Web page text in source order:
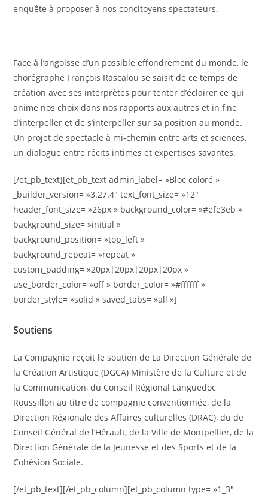
enquête à proposer à nos concitoyens spectateurs.
Face à l’angoisse d’un possible effondrement du monde, le
chorégraphe François Rascalou se saisit de ce temps de
création avec ses interprètes pour tenter d’éclairer ce qui
anime nos choix dans nos rapports aux autres et in fine
d’interpeller et de s’interpeller sur sa position au monde.
Un projet de spectacle à mi-chemin entre arts et sciences,
un dialogue entre récits intimes et expertises savantes.
[/et_pb_text][et_pb_text admin_label= »Bloc coloré »
_builder_version= »3.27.4″ text_font_size= »12″
header_font_size= »26px » background_color= »#efe3eb »
background_size= »initial »
background_position= »top_left »
background_repeat= »repeat »
custom_padding= »20px|20px|20px|20px »
use_border_color= »off » border_color= »#ffffff »
border_style= »solid » saved_tabs= »all »]
Soutiens
La Compagnie reçoit le soutien de La Direction Générale de
la Création Artistique (DGCA) Ministère de la Culture et de
la Communication, du Conseil Régional Languedoc
Roussillon au titre de compagnie conventionnée, de la
Direction Régionale des Affaires culturelles (DRAC), du de
Conseil Général de l’Hérault, de la Ville de Montpellier, de la
Direction Générale de la Jeunesse et des Sports et de la
Cohésion Sociale.
[/et_pb_text][/et_pb_column][et_pb_column type= »1_3″